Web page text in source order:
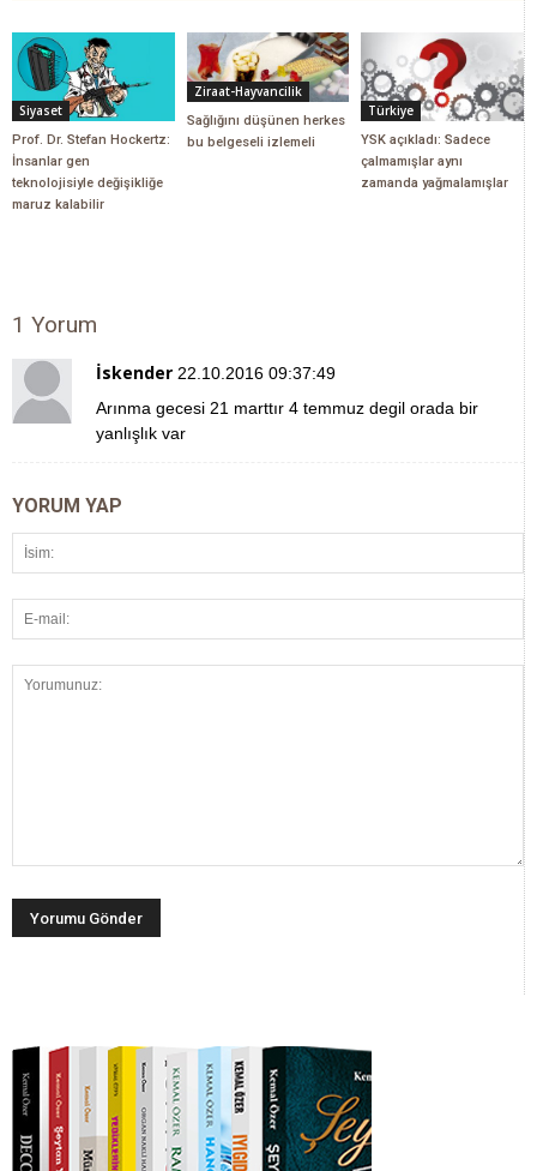
Siyaset
Prof. Dr. Stefan Hockertz:
İnsanlar gen
teknolojisiyle değişikliğe
maruz kalabilir
Ziraat-Hayvancilik
Sağlığını düşünen herkes
bu belgeseli izlemeli
Türkiye
YSK açıkladı: Sadece
çalmamışlar aynı
zamanda yağmalamışlar
1 Yorum
İskender 22.10.2016 09:37:49
Arınma gecesi 21 marttır 4 temmuz degil orada bir
yanlışlık var
YORUM YAP